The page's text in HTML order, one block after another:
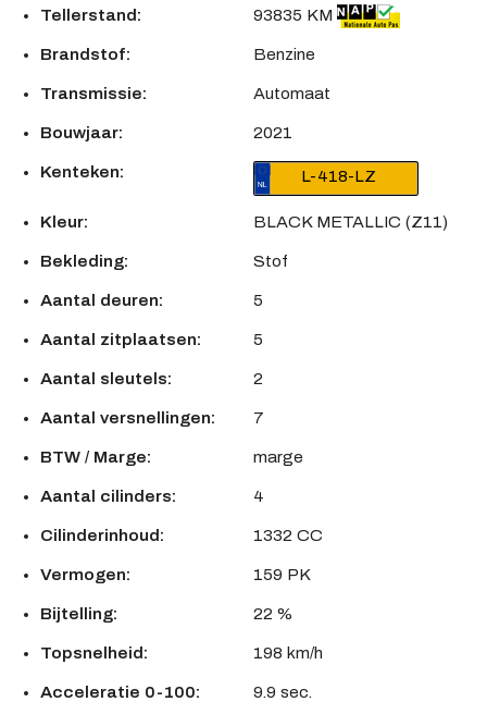
Tellerstand: 93835 KM
Brandstof: Benzine
Transmissie: Automaat
Bouwjaar: 2021
Kenteken: L-418-LZ
Kleur: BLACK METALLIC (Z11)
Bekleding: Stof
Aantal deuren: 5
Aantal zitplaatsen: 5
Aantal sleutels: 2
Aantal versnellingen: 7
BTW / Marge: marge
Aantal cilinders: 4
Cilinderinhoud: 1332 CC
Vermogen: 159 PK
Bijtelling: 22 %
Topsnelheid: 198 km/h
Acceleratie 0-100: 9.9 sec.